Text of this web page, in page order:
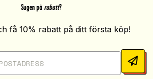
Sugen på rabatt?
få 10% rabatt på ditt första köp!